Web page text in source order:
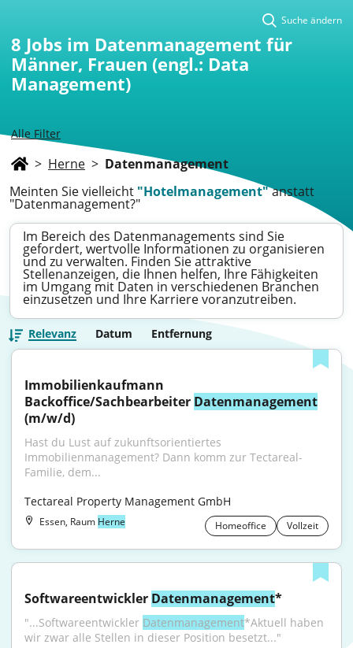
Alle Filter
Suche ändern
8 Jobs im Datenmanagement für
Männer, Frauen (engl.: Data
Management)
> Herne > Datenmanagement
Meinten Sie vielleicht "Hotelmanagement"anstatt
"Datenmanagement?"
Im Bereich des Datenmanagements sind Sie
gefordert, wertvolle Informationen zu organisieren
und zu verwalten. Finden Sie attraktive
Stellenanzeigen, die Ihnen helfen, Ihre Fähigkeiten
im Umgang mit Daten in verschiedenen Branchen
einzusetzen und Ihre Karriere voranzutreiben.
Relevanz Datum Entfernung
Immobilienkaufmann
Backoffice/Sachbearbeiter Datenmanagement
(m/w/d)
Hast du Lust auf zukunftsorientiertes
Immobilienmanagement? Dann komm zur Tectareal-
Familie, dem...
Tectareal Property Management GmbH
Essen, Raum Herne Homeoffice Vollzeit
Softwareentwickler Datenmanagement*
"...Softwareentwickler Datenmanagement*Aktuell haben
wir zwar alle Stellen in dieser Position besetzt..."